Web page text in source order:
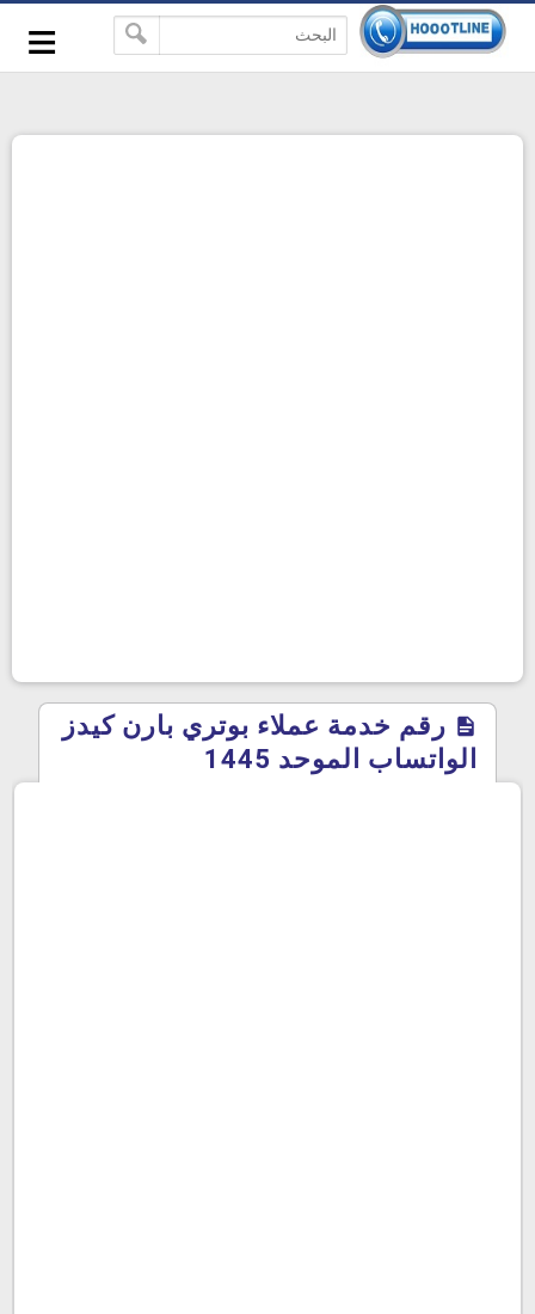
≡
رقم خدمة عملاء بوتري بارن كيدز
الواتساب الموحد 1445